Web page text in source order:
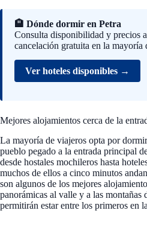
🏨 Dónde dormir en Petra
Consulta disponibilidad y precios
cancelación gratuita en la mayoría
Ver hoteles disponibles →
Mejores alojamientos cerca de la
La mayoría de viajeros opta por
pueblo pegado a la entrada principal
desde hostales mochileros hasta
muchos de ellos a cinco minutos
son algunos de los mejores
panorámicas al valle y a las montañas
permitirán estar entre los primeros en